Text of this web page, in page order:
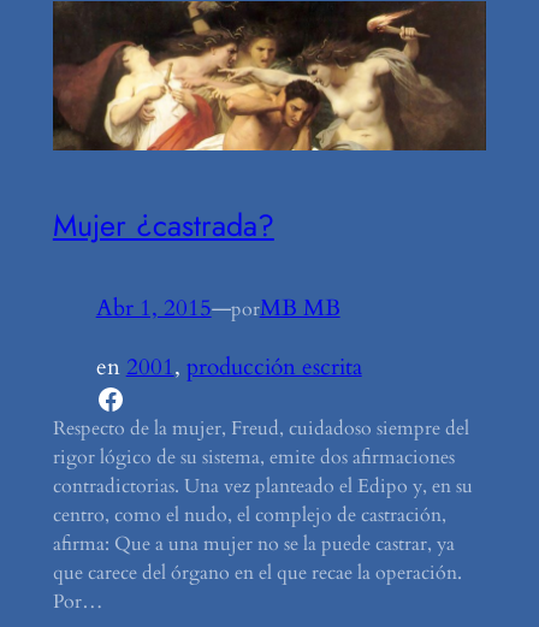
Mujer ¿castrada?
Abr 1, 2015—porMB MB
en 2001, producción escrita
Facebook
Respecto de la mujer, Freud, cuidadoso siempre del
rigor lógico de su sistema, emite dos afirmaciones
contradictorias. Una vez planteado el Edipo y, en su
centro, como el nudo, el complejo de castración,
afirma: Que a una mujer no se la puede castrar, ya
que carece del órgano en el que recae la operación.
Por…